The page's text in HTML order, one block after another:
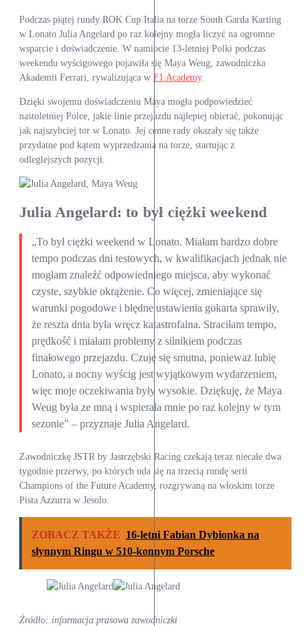
Podczas piątej rundy ROK Cup Italia na torze South Garda Karting
w Lonato Julia Angelard po raz kolejny mogła liczyć na ogromne
wsparcie i doświadczenie. W namiocie 13-letniej Polki podczas
weekendu wyścigowego pojawiła się Maya Weug, zawodniczka
Akademii Ferrari, rywalizująca w F1 Academy.
Dzięki swojemu doświadczeniu Maya mogła podpowiedzieć
nastoletniej Polce, jakie linie przejazdu najlepiej obierać, pokonując
jak najszybciej tor w Lonato. Jej cenne rady okazały się także
przydatne pod kątem wyprzedzania na torze, startując z
odleglejszych pozycji.
Julia Angelard: to był ciężki weekend
„To był ciężki weekend w Lonato. Miałam bardzo dobre
tempo podczas dni testowych, w kwalifikacjach jednak nie
mogłam znaleźć odpowiedniego miejsca, aby wykonać
czyste, szybkie okrążenie. Co więcej, zmieniające się
warunki pogodowe i błędne ustawienia gokarta sprawiły,
że reszta dnia była wręcz katastrofalna. Straciłam tempo,
prędkość i miałam problemy z silnikiem podczas
finałowego przejazdu. Czuję się smutna, ponieważ lubię
Lonato, a nocny wyścig jest wyjątkowym wydarzeniem,
więc moje oczekiwania były wysokie. Dziękuję, że Maya
Weug była ze mną i wspierała mnie po raz kolejny w tym
sezonie” – przyznaje Julia Angelard.
Zawodniczkę JSTR by Jastrzębski Racing czekają teraz niecałe dwa
tygodnie przerwy, po których uda się na trzecią rundę serii
Champions of the Future Academy, rozgrywaną na włoskim torze
Pista Azzurra w Jesolo.
ZOBACZ TAKŻE 16-letni Fabian Dybionka na
słynnym Ringu w 510-konnym Porsche
Źródło: informacja prasowa zawodniczki